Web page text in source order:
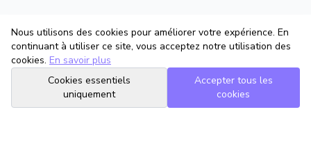
Nous utilisons des cookies pour améliorer votre expérience. En
continuant à utiliser ce site, vous acceptez notre utilisation des
cookies. En savoir plus
Cookies essentiels
uniquement
Accepter tous les
cookies